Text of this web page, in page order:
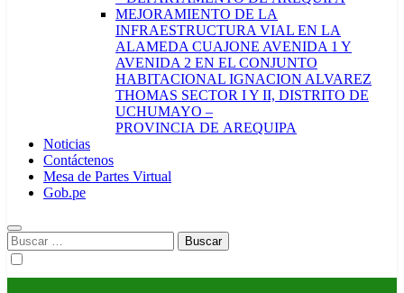
MEJORAMIENTO DE LA
INFRAESTRUCTURA VIAL EN LA
ALAMEDA CUAJONE AVENIDA 1 Y
AVENIDA 2 EN EL CONJUNTO
HABITACIONAL IGNACION ALVAREZ
THOMAS SECTOR I Y II, DISTRITO DE
UCHUMAYO –
PROVINCIA DE AREQUIPA
Noticias
Contáctenos
Mesa de Partes Virtual
Gob.pe
Buscar: